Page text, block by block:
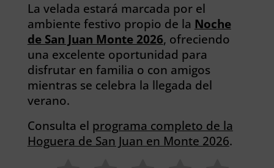
La velada estará marcada por el
ambiente festivo propio de la Noche
de San Juan Monte 2026, ofreciendo
una excelente oportunidad para
disfrutar en familia o con amigos
mientras se celebra la llegada del
verano.
Consulta el programa completo de la
Hoguera de San Juan en Monte 2026.